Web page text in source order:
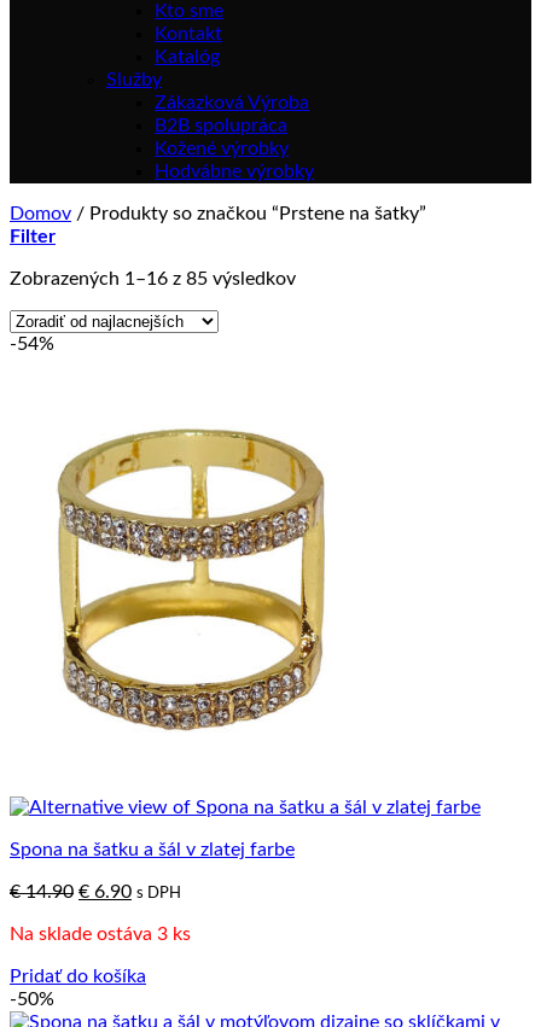
Kto sme
Kontakt
Katalóg
Služby
Zákazková Výroba
B2B spolupráca
Kožené výrobky
Hodvábne výrobky
Domov / Produkty so značkou “Prstene na šatky”
Filter
Zobrazených 1–16 z 85 výsledkovZoradené
-54%
Spona na šatku a šál v zlatej farbe
€14.90 Pôvodná
bola:
€ 6.90Aktuálna
je:
s DPH
Na sklade ostáva 3 ks
Pridať do košíka
-50%